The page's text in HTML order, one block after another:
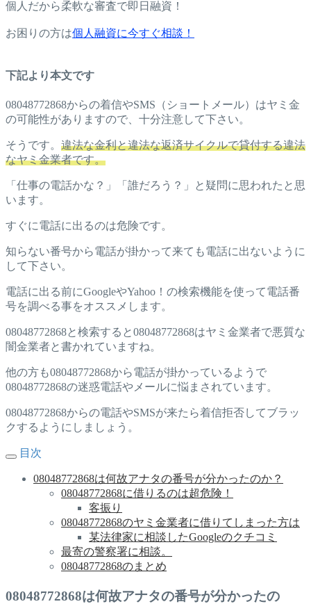
個人だから柔軟な審査で即日融資！
お困りの方は個人融資に今すぐ相談！
下記より本文です
08048772868からの着信やSMS（ショートメール）はヤミ金
の可能性がありますので、十分注意して下さい。
そうです。 違法な金利と違法な返済サイクルで貸付する違法
なヤミ金業者です。
「仕事の電話かな？」「誰だろう？」と疑問に思われたと思
います。
すぐに電話に出るのは危険です。
知らない番号から電話が掛かって来ても電話に出ないように
して下さい。
電話に出る前にGoogleやYahoo！の検索機能を使って電話番
号を調べる事をオススメします。
08048772868と検索すると08048772868はヤミ金業者で悪質な
闇金業者と書かれていますね。
他の方も08048772868から電話が掛かっているようで
08048772868の迷惑電話やメールに悩まされています。
08048772868からの電話やSMSが来たら着信拒否してブラッ
クするようにしましょう。
目次
08048772868は何故アナタの番号が分かったのか？
08048772868に借りるのは超危険！
客振り
08048772868のヤミ金業者に借りてしまった方は
某法律家に相談したGoogleのクチコミ
最寄の警察署に相談。
08048772868のまとめ
08048772868は何故アナタの番号が分かったの